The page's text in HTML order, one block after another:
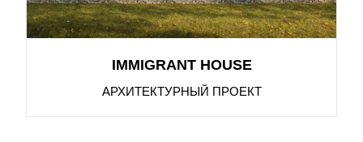
IMMIGRANT HOUSE
АРХИТЕКТУРНЫЙ ПРОЕКТ